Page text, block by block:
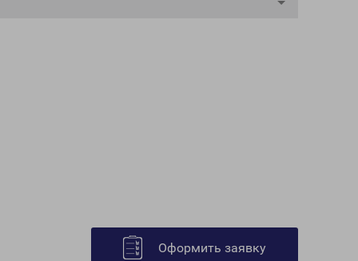
Оформить заявку